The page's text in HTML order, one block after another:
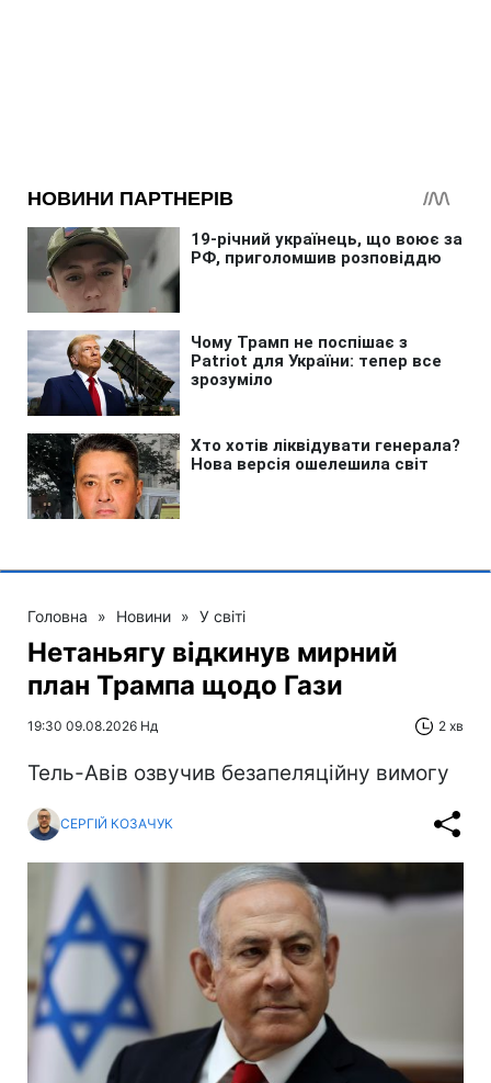
Головна » Новини » У світі
Нетаньягу відкинув мирний
план Трампа щодо Гази
19:30 09.08.2026 Нд 2 хв
Тель-Авів озвучив безапеляційну вимогу
СЕРГІЙ КОЗАЧУК